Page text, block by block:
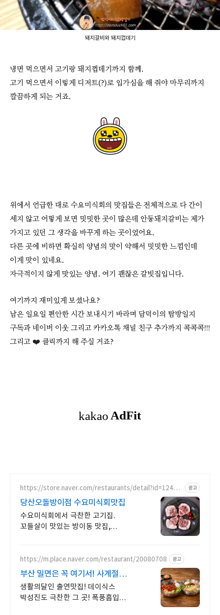
돼지갈비와 돼지껍데기
냉면 먹으면서 고기랑 돼지껍데기까지 함께.
고기 먹으면서 이렇게 디저트(?)로 입가심을 해 줘야 마무리까지
깔끔하게 되는 거죠.
위에서 언급한 대로 수요미식회의 맛집들은 전체적으로 다 간이
세지 않고 어떻게 보면 밋밋한 곳이 많은데 안동돼지갈비는 제가
가지고 있던 그 생각을 바꾸게 하는 곳이었어요.
다른 곳에 비하면 확실히 양념의 맛이 약해서 밋밋한 느낌인데
이게 맛이 있네요.
자극적이지 않게 맛있는 양념. 여기 괜찮은 갈빗집입니다.
여기까지 재미있게 보셨나요?
남은 일요일 편안한 시간 보내시기 바라며 담덕이의 탐방일지
구독과 네이버 이웃 그리고 카카오톡 채널 친구 추가까지 콕콕콕!!!
그리고 ❤️ 클릭까지 해 주실 거죠?
https://store.naver.com/restaurants/detail?id=12454
01557
광고
당산오돌방이점 수요미식회맛집
수요미식회에서 극찬한 고기집.
꼬들살이 맛있는 방이동 맛집,
https://m.place.naver.com/restaurant/20080708 광고
부산 밀면은 꼭 여기서! 사계절
단골이 많은 밀면맛집
생활의달인 출연맛집! 데이식스
박성진도 극찬한 그 곳! 폭풍흡입